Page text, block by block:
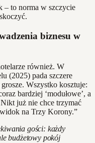
– to norma w szczycie
biznesu w
również. W
(2025) pada szczere
Wszystko kosztuje:
bardziej ‘modułowe’, a
Nikt już nie chce trzymać
na Trzy Korony.”
gości: każdy
budżetowy pokój